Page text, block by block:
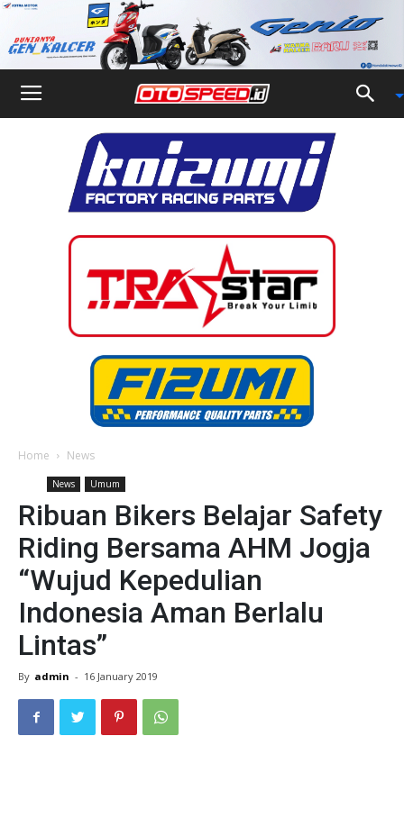
Home News
News Umum
Ribuan Bikers Belajar Safety
Riding Bersama AHM Jogja
“Wujud Kepedulian
Indonesia Aman Berlalu
Lintas”
By admin - 16 January 2019